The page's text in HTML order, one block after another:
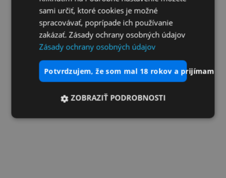
sami určiť, ktoré cookies je možné
spracovávať, poprípade ich používanie
zakázať. Zásady ochrany osobných údajov
Zásady ochrany osobných údajov
potvrdzujem, že som mal 18 rokov a prijímam
ZOBRAZIŤ PODROBNOSTI